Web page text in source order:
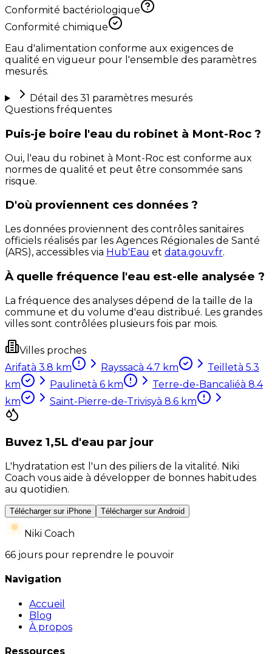
Conformité bactériologique
Conformité chimique
Eau d'alimentation conforme aux exigences de
qualité en vigueur pour l'ensemble des paramètres
mesurés.
Détail des 31 paramètres mesurés
Questions fréquentes
Puis-je boire l'eau du robinet à Mont-Roc ?
Oui, l'eau du robinet à Mont-Roc est conforme aux
normes de qualité et peut être consommée sans
risque.
D'où proviennent ces données ?
Les données proviennent des contrôles sanitaires
officiels réalisés par les Agences Régionales de Santé
(ARS), accessibles via Hub'Eau et data.gouv.fr.
À quelle fréquence l'eau est-elle analysée ?
La fréquence des analyses dépend de la taille de la
commune et du volume d'eau distribué. Les grandes
villes sont contrôlées plusieurs fois par mois.
Villes proches
Arifatà 3.8 km Rayssacà 4.7 km Teilletà 5.3
km
Paulinetà 6 km Terre-de-Bancaliéà 8.4
km
Saint-Pierre-de-Trivisyà 8.6 km
Buvez 1,5L d'eau par jour
L'hydratation est l'un des piliers de la vitalité. Niki
Coach vous aide à développer de bonnes habitudes
au quotidien.
Télécharger sur iPhone Télécharger sur Android
Niki Coach
66 jours pour reprendre le pouvoir
Navigation
Accueil
Blog
À propos
Ressources